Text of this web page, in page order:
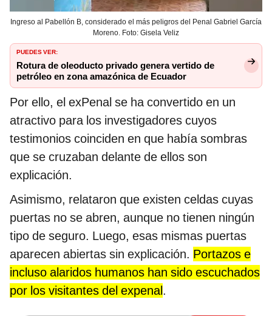
Ingreso al Pabellón B, considerado el más peligros del Penal Gabriel García
Moreno. Foto: Gisela Veliz
PUEDES VER:
Rotura de oleoducto privado genera vertido de
petróleo en zona amazónica de Ecuador
Por ello, el exPenal se ha convertido en un
atractivo para los investigadores cuyos
testimonios coinciden en que había sombras
que se cruzaban delante de ellos son
explicación.
Asimismo, relataron que existen celdas cuyas
puertas no se abren, aunque no tienen ningún
tipo de seguro. Luego, esas mismas puertas
aparecen abiertas sin explicación. Portazos e
incluso alaridos humanos han sido escuchados
por los visitantes del expenal.